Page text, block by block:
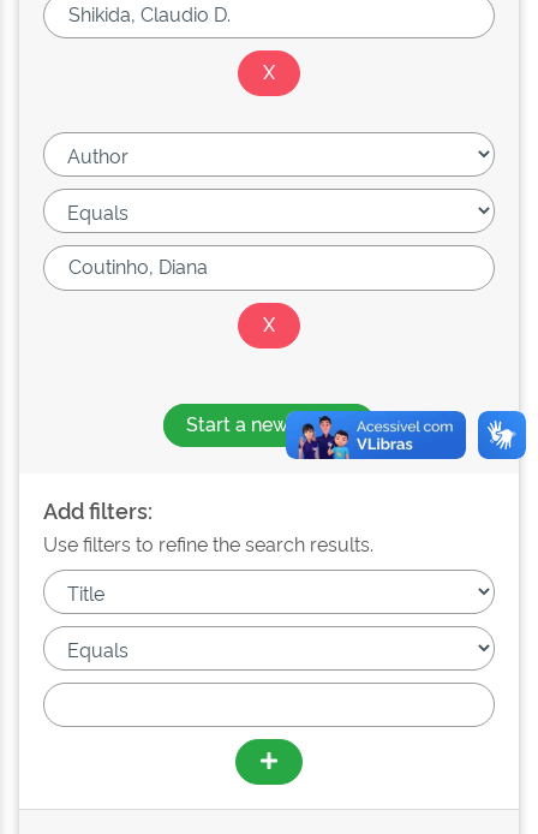
Start a new search
Add filters:
Use filters to refine the search results.